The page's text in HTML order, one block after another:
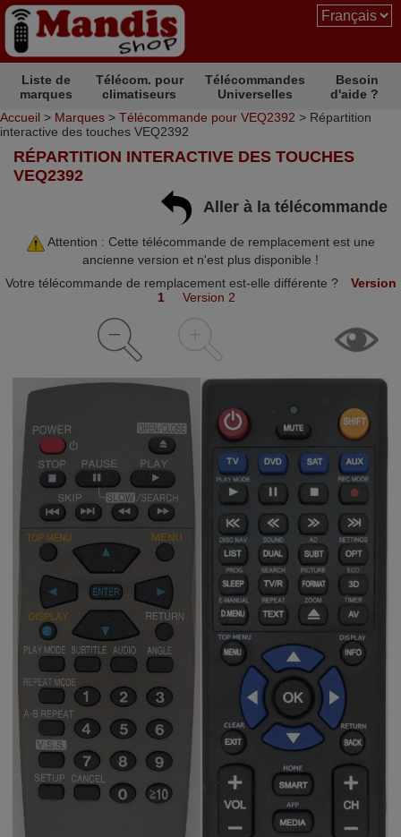
Liste de
marques
Télécom. pour
climatiseurs
Télécommandes
Universelles
Besoin
d'aide ?
Accueil > Marques > Télécommande pour VEQ2392 > Répartition
interactive des touches VEQ2392
RÉPARTITION INTERACTIVE DES TOUCHES
VEQ2392
Aller à la télécommande
Attention : Cette télécommande de remplacement est une
ancienne version et n'est plus disponible !
Votre télécommande de remplacement est-elle différente ?
Version
1
Version 2